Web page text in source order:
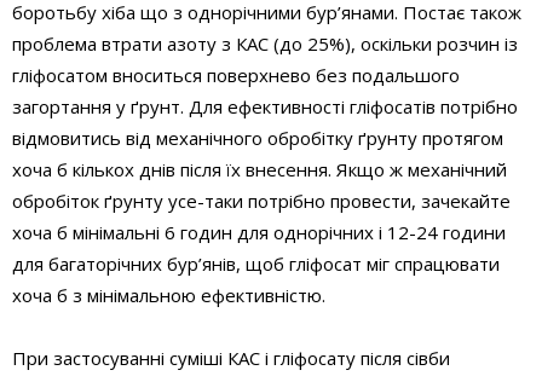
боротьбу хіба що з однорічними бур’янами. Постає також
проблема втрати азоту з КАС (до 25%), оскільки розчин із
гліфосатом вноситься поверхнево без подальшого
загортання у ґрунт. Для ефективності гліфосатів потрібно
відмовитись від механічного обробітку ґрунту протягом
хоча б кількох днів після їх внесення. Якщо ж механічний
обробіток ґрунту усе-таки потрібно провести, зачекайте
хоча б мінімальні 6 годин для однорічних і 12-24 години
для багаторічних бур’янів, щоб гліфосат міг спрацювати
хоча б з мінімальною ефективністю.
При застосуванні суміші КАС і гліфосату після сівби